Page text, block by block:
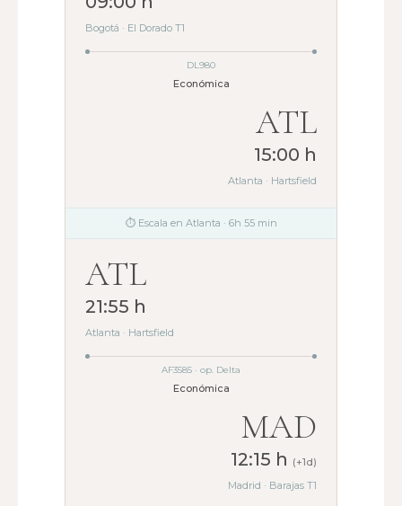
Bogotá · El Dorado T1
DL980
Económica
ATL
15:00 h
Atlanta · Hartsfield
⏱ Escala en Atlanta · 6h 55 min
ATL
21:55 h
Atlanta · Hartsfield
AF3585 · op. Delta
Económica
MAD
12:15 h (+1d)
Madrid · Barajas T1